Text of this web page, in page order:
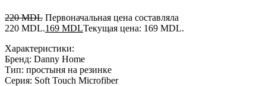
220MDL Первоначальная цена составляла
220 MDL.169 MDLТекущая цена: 169 MDL.
Характеристики:
Бренд: Danny Home
Тип: простыня на резинке
Серия: Soft Touch Microfiber